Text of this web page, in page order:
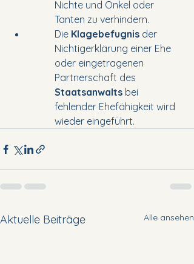
Nichte und Onkel oder
Tanten zu verhindern.
Die Klagebefugnis der
Nichtigerklärung einer Ehe
Partnerschaft des
Staatsanwalts bei
fehlender Ehefähigkeit wird
wieder eingeführt.
Aktuelle Beiträge Alle ansehen